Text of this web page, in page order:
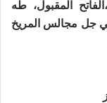
المقبول، طه
جل مجالس المريخ